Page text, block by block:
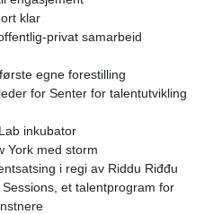
klar
privat samarbeid
egne forestilling
for Senter for talentutvikling
inkubator
York med storm
i regi av Riddu Riđđu
et talentprogram for